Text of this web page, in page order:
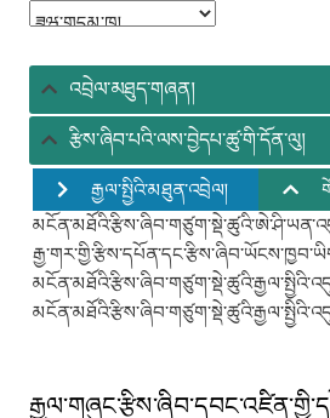
གཏན་
ཚུ།
འབྲེལ་མཐུད་གཞན།
རྩིས་ཞིབ་པའི་ལས་བྱེདཔ་ཚུ་གི་དོན་ལུ།
རྒྱལ་སྤྱིའི་མཐུན་འབྲེལ།